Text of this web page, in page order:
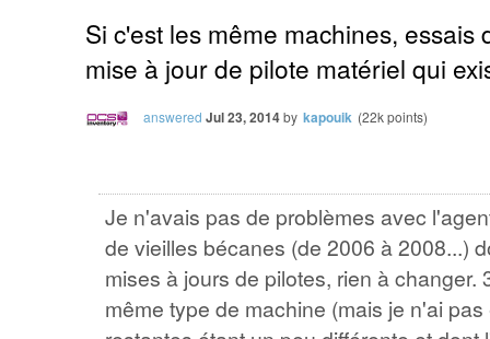
Si c'est les même machines, essais
mise à jour de pilote matériel qui
answered Jul 23, 2014by kapouik (22kpoints)
Je n'avais pas de problèmes avec
de vieilles bécanes (de 2006 à 2008...)
mises à jours de pilotes, rien à
même type de machine (mais je n'ai